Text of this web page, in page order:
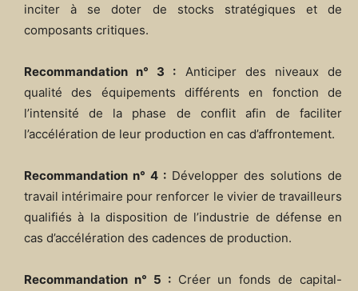
inciter à se doter de stocks stratégiques et de
composants critiques.
Recommandation n° 3 : Anticiper des niveaux de
qualité des équipements différents en fonction de
l’intensité de la phase de conflit afin de faciliter
l’accélération de leur production en cas d’affrontement.
Recommandation n° 4 : Développer des solutions de
travail intérimaire pour renforcer le vivier de travailleurs
qualifiés à la disposition de l’industrie de défense en
cas d’accélération des cadences de production.
Recommandation n° 5 :Créer un fonds de capital-